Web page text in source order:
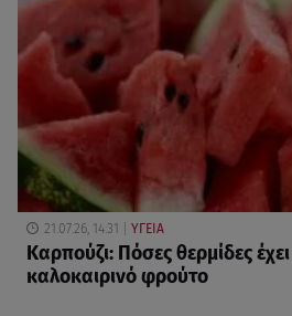
21.07.26, 14:31 ΥΓΕΙΑ
Καρπούζι: Πόσες θερμίδες
καλοκαιρινό φρούτο